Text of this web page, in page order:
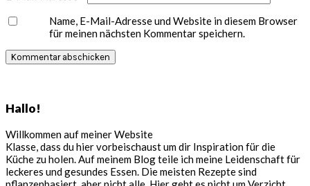
Name, E-Mail-Adresse und Website in diesem Browser
für meinen nächsten Kommentar speichern.
Hallo!
Willkommen auf meiner Website
Klasse, dass du hier vorbeischaust um dir Inspiration für die
Küche zu holen. Auf meinem Blog teile ich meine Leidenschaft für
leckeres und gesundes Essen. Die meisten Rezepte sind